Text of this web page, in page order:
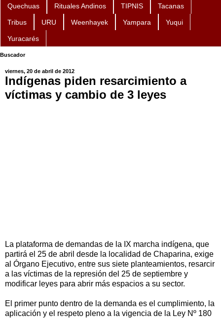
Quechuas Rituales Andinos TIPNIS Tacanas
Tribus URU Weenhayek Yampara Yuqui
Yuracarés
Buscador
viernes, 20 de abril de 2012
Indígenas piden resarcimiento a
víctimas y cambio de 3 leyes
La plataforma de demandas de la IX marcha indígena, que
partirá el 25 de abril desde la localidad de Chaparina, exige
al Órgano Ejecutivo, entre sus siete planteamientos, resarcir
a las víctimas de la represión del 25 de septiembre y
modificar leyes para abrir más espacios a su sector.
El primer punto dentro de la demanda es el cumplimiento, la
aplicación y el respeto pleno a la vigencia de la Ley Nº 180